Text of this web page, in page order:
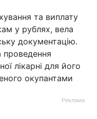
та виплату
у рублях, вела
документацію.
проведення
лікарні для його
окупантами
Реклама